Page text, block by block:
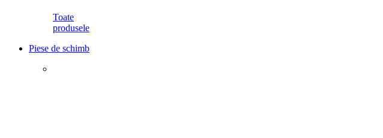
Toate
produsele
Piese de schimb